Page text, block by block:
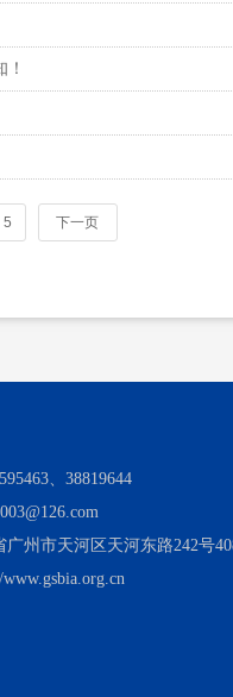
5 下一页
、38819644
广州市天河区天河东路242号